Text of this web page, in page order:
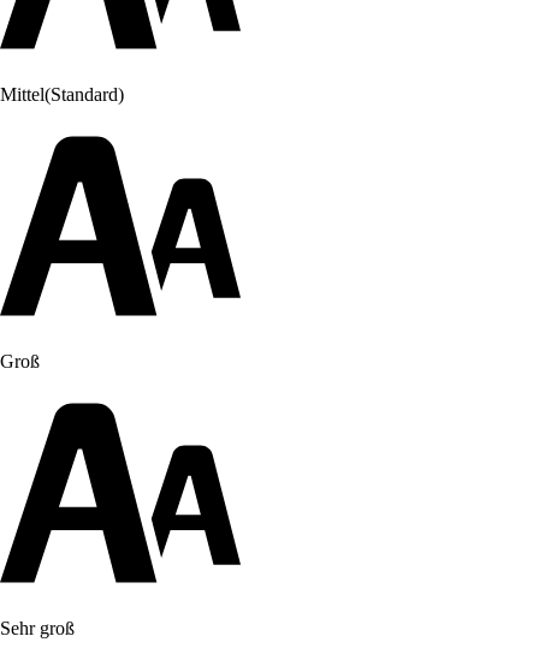
Mittel(Standard)
Groß
Sehr groß